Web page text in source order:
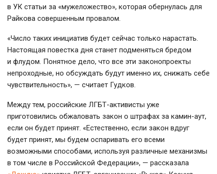
в УК статьи за «мужеложество», которая обернулась для
Райкова совершенным провалом.
«Число таких инициатив будет сейчас только нарастать.
Настоящая повестка дня станет подменяться бредом
и флудом. Понятное дело, что все эти законопроекты
непроходные, но обсуждать будут именно их, снижать себе
чувствительность», — считает Гудков.
Между тем, российские ЛГБТ-активисты уже
приготовились обжаловать закон о штрафах за камин-аут,
если он будет принят. «Естественно, если закон вдруг
будет принят, мы будем оспаривать его всеми
возможными способами, используя различные механизмы
в том числе в Российской Федерации», — рассказала